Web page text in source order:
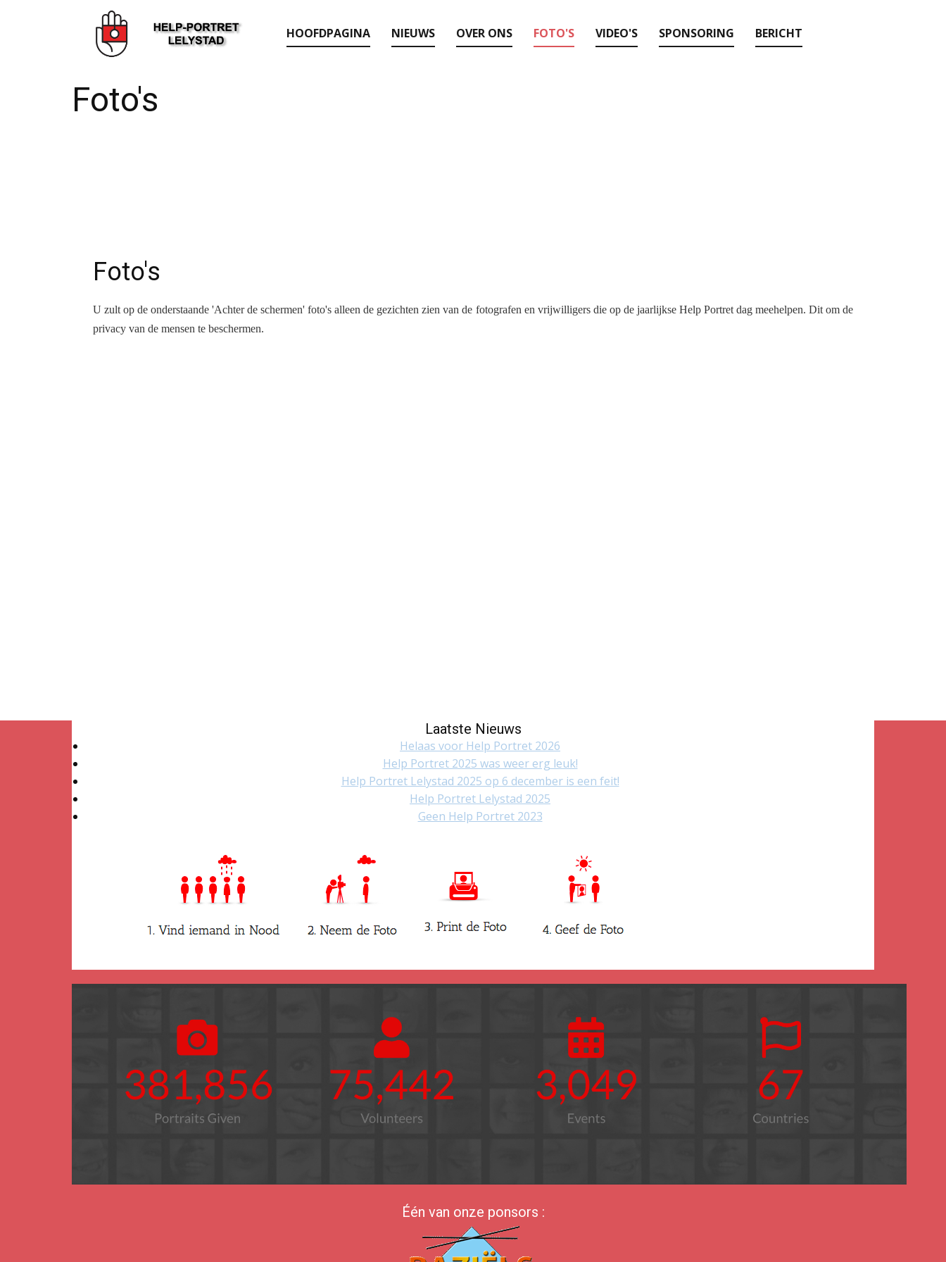
HOOFDPAGINA NIEUWS OVER ONS FOTO'S VIDEO'S SPONSORING BERICHT
Foto's
Foto's
U zult op de onderstaande 'Achter de schermen' foto's alleen de gezichten zien van de fotografen en vrijwilligers die op de jaarlijkse Help Portret dag meehelpen. Dit om de
privacy van de mensen te beschermen.
Laatste Nieuws
Helaas voor Help Portret 2026
Help Portret 2025 was weer erg leuk!
Help Portret Lelystad 2025 op 6 december is een feit!
Help Portret Lelystad 2025
Geen Help Portret 2023
Één van onze ponsors :